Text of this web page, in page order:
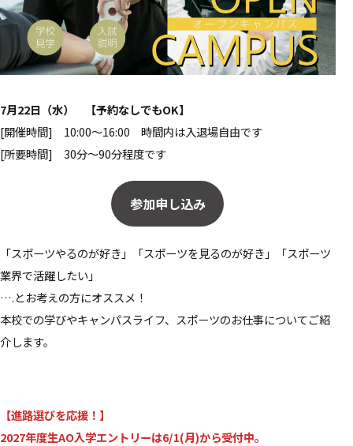
7月22日（水） 【予約なしでもOK】
[開催時間] 10:00～16:00 時間内は入退場自由です
[所要時間] 30分～90分程度です
参加申し込み
「スポーツやるのが好き」「スポーツを見るのが好き」「スポーツ
業界で活躍したい」
….とお考えの方にオススメ！
本校での学びやキャンパスライフ、スポーツのお仕事についてご紹
介します。
【進路選びを応援！】
2027年度生AO入学エントリーは6/1(月)から受付中。